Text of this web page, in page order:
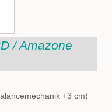
/ Amazone
+3 cm)